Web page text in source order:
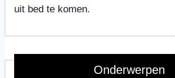
uit bed te komen.
Onderwerpen